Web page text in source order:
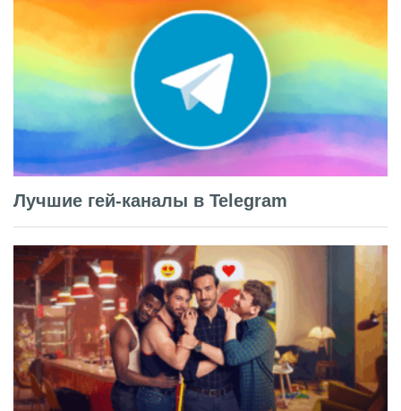
Лучшие гей-каналы в Telegram